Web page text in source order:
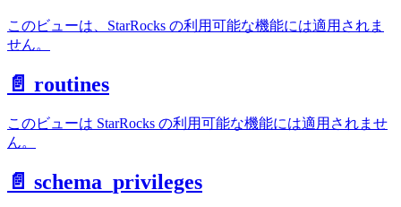
このビューは、StarRocks の利用可能な機能には適用されま
せん。
📄️ routines
このビューは StarRocks の利用可能な機能には適用されませ
ん。
📄️ schema_privileges